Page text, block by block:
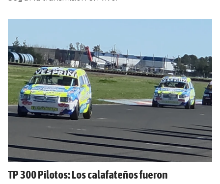
TP 300 Pilotos: Los calafateños fueron